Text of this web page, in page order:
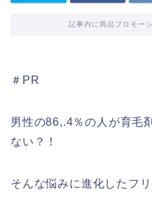
記事内に商品プロモー
＃PR
男性の86,.4％の人が育毛
ない？！
そんな悩みに進化したフ